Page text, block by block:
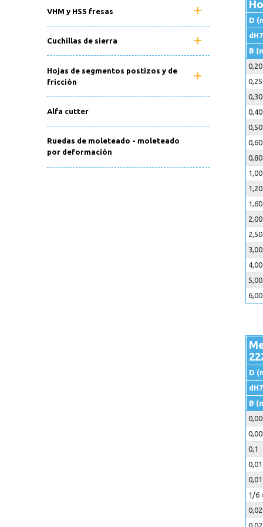
VHM y HSS fresas
Cuchillas de sierra
Hojas de segmentos postizos y de
fricción
Alfa cutter
Ruedas de moleteado - moleteado
por deformación
D
B
D
B
0,1
0,01
1/6
0,02